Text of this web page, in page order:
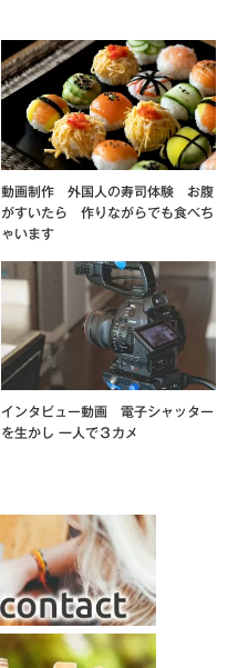
動画制作 外国人の寿司体験 お腹
がすいたら 作りながらでも食べち
ゃいます
インタビュー動画 電子シャッター
を生かし 一人で３カメ